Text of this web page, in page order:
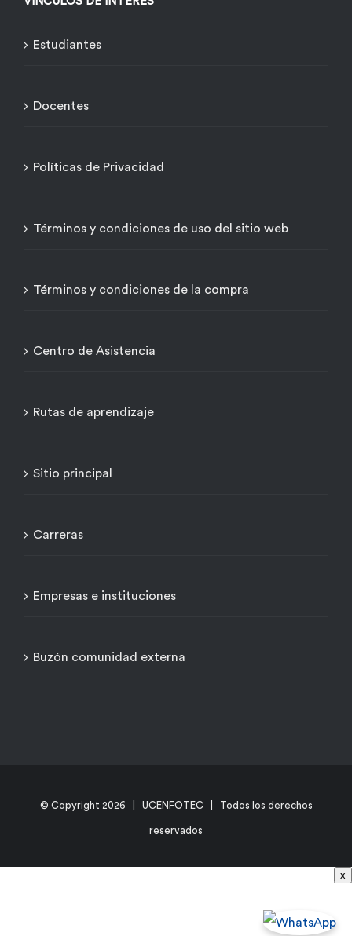
Estudiantes
Docentes
Políticas de Privacidad
Términos y condiciones de uso del sitio web
Términos y condiciones de la compra
Centro de Asistencia
Rutas de aprendizaje
Sitio principal
Carreras
Empresas e instituciones
Buzón comunidad externa
© Copyright 2026 | UCENFOTEC | Todos los derechos
reservados
x